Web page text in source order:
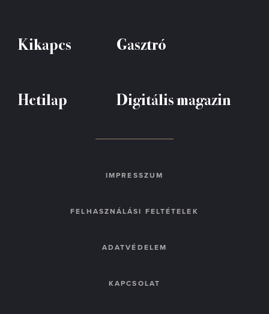
Kikapcs Gasztró
Hetilap Digitális magazin
IMPRESSZUM
FELHASZNÁLÁSI FELTÉTELEK
ADATVÉDELEM
KAPCSOLAT